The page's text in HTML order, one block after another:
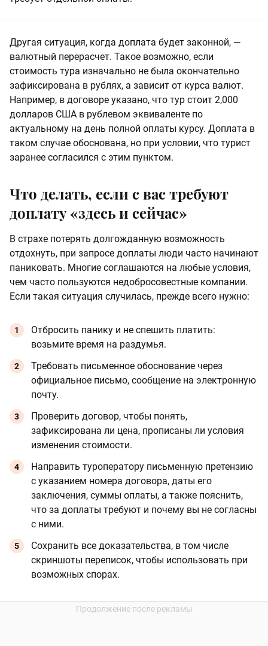
Другая ситуация, когда доплата будет законной, —
валютный перерасчет. Такое возможно, если
стоимость тура изначально не была окончательно
зафиксирована в рублях, а зависит от курса валют.
Например, в договоре указано, что тур стоит 2,000
долларов США в рублевом эквиваленте по
актуальному на день полной оплаты курсу. Доплата в
таком случае обоснована, но при условии, что турист
заранее согласился с этим пунктом.
Что делать, если с вас требуют
доплату «здесь и сейчас»
В страхе потерять долгожданную возможность
отдохнуть, при запросе доплаты люди часто начинают
паниковать. Многие соглашаются на любые условия,
чем часто пользуются недобросовестные компании.
Если такая ситуация случилась, прежде всего нужно:
Отбросить панику и не спешить платить:
возьмите время на раздумья.
Требовать письменное обоснование через
официальное письмо, сообщение на электронную
почту.
Проверить договор, чтобы понять,
зафиксирована ли цена, прописаны ли условия
изменения стоимости.
Направить туроператору письменную претензию
с указанием номера договора, даты его
заключения, суммы оплаты, а также пояснить,
что за доплаты требуют и почему вы не согласны
с ними.
Сохранить все доказательства, в том числе
скриншоты переписок, чтобы использовать при
возможных спорах.